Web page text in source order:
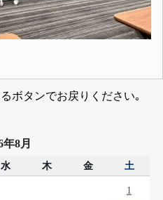
ボタンでお戻りください｡
年8月
水 木 金 土
1